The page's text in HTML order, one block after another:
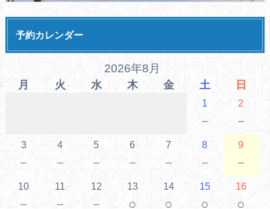
予約カレンダー
2026年8月
月 火 水 木 金 土 日
1
－
2
－
3
－
4
－
5
－
6
－
7
－
8
－
9
－
10
－
11
－
12
－
13
○
14
○
15
○
16
○